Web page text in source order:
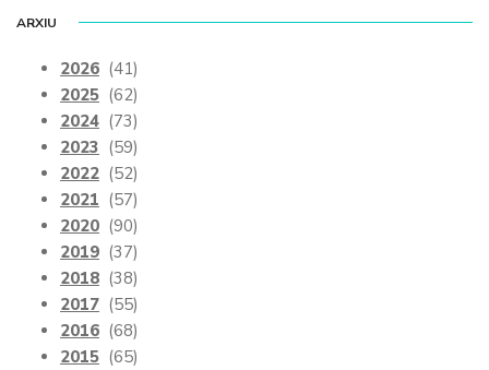
ARXIU
2026 (41)
2025 (62)
2024 (73)
2023 (59)
2022 (52)
2021 (57)
2020 (90)
2019 (37)
2018 (38)
2017 (55)
2016 (68)
2015 (65)